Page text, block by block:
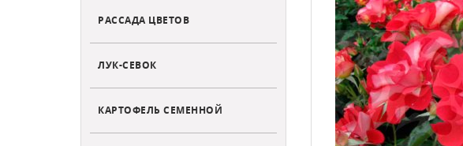
РАССАДА ЦВЕТОВ
ЛУК-СЕВОК
КАРТОФЕЛЬ СЕМЕННОЙ